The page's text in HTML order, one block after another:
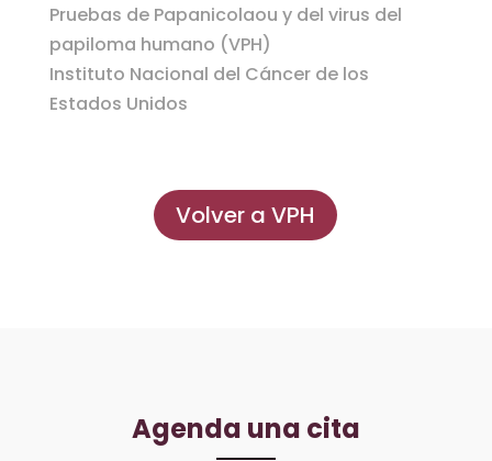
Pruebas de Papanicolaou y del virus del
papiloma humano (VPH)
Instituto Nacional del Cáncer de los
Estados Unidos
Volver a VPH
Agenda una cita